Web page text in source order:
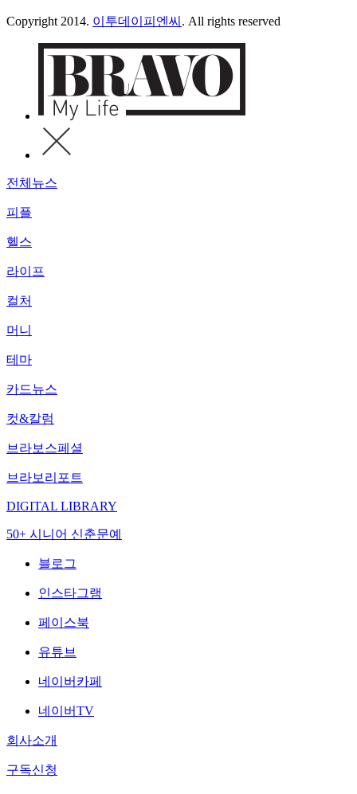
Copyright 2014. 이투데이피엔씨 . All rights reserved
전체뉴스
피플
헬스
라이프
컬처
머니
테마
카드뉴스
컷&칼럼
브라보스페셜
브라보리포트
DIGITAL LIBRARY
50+ 시니어 신춘문예
블로그
인스타그램
페이스북
유튜브
네이버카페
네이버TV
회사소개
구독신청